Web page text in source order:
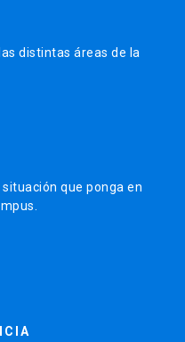
distintas áreas de la
que ponga en